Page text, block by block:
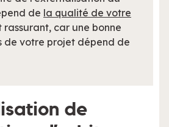
de la qualité de votre
rassurant, car une bonne
de votre projet dépend de
de